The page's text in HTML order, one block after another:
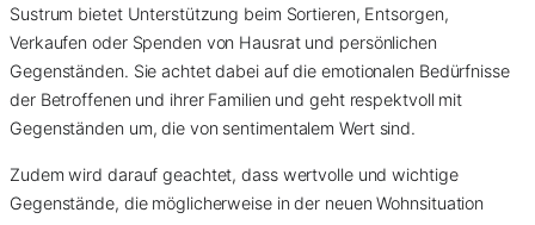
Sustrum bietet Unterstützung beim Sortieren, Entsorgen,
Verkaufen oder Spenden von Hausrat und persönlichen
Gegenständen. Sie achtet dabei auf die emotionalen Bedürfnisse
der Betroffenen und ihrer Familien und geht respektvoll mit
Gegenständen um, die von sentimentalem Wert sind.
Zudem wird darauf geachtet, dass wertvolle und wichtige
Gegenstände, die möglicherweise in der neuen Wohnsituation